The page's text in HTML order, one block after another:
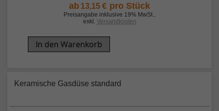
ab 13,15 € pro Stück
Preisangabe inklusive 19% MwSt.,
exkl. Versandkosten
In den Warenkorb
Keramische Gasdüse standard